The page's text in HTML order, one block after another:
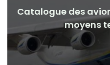
Catalogue des
moyens
Avions, voitures, moyens
de la
Voir